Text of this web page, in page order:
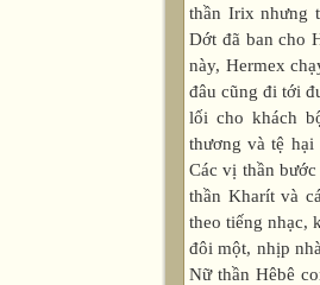
thần Irix nhưng
Dớt đã ban cho
này, Hermex
đâu cũng đi tới
lối cho khách
thương và tệ hại
Các vị thần
thần Kharít và
theo tiếng nhạc,
đôi một, nhịp
Nữ thần Hêbê